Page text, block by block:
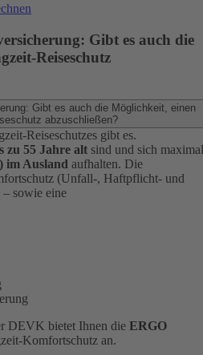
Gibt es auch die
Reiseschutz
Gibt es auch die Möglichkeit, einen
abzuschließen?
Reiseschutzes gibt es.
zu 55 Jahre alt sind und sich maximal
im Ausland aufhalten. Die
(Unfall-, Haftpflicht-​ und
sowie eine
DEVK bietet Ihnen die ERGO
Komfortschutz an.